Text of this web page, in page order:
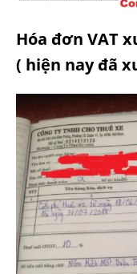
Hóa đơn VAT
( hiện nay đã